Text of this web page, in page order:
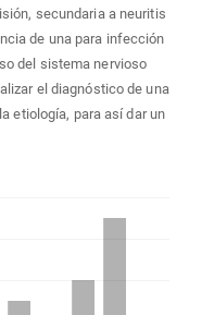
secundaria a neuritis
de una para infección
del sistema nervioso
el diagnóstico de una
etiología, para así dar un